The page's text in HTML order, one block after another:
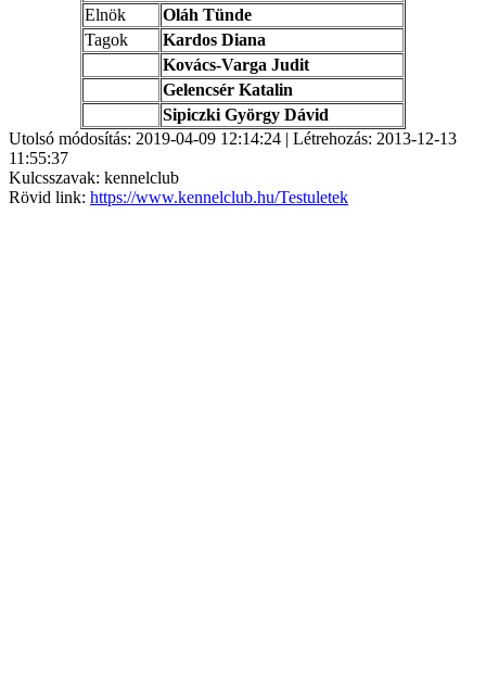
Elnök
Oláh Tünde
Tagok
Kardos Diana
Kovács-Varga Judit
Gelencsér Katalin
Sipiczki György Dávid
Utolsó módosítás: 2019-04-09 12:14:24 | Létrehozás: 2013-12-13
11:55:37
Kulcsszavak: kennelclub
Rövid link: https://www.kennelclub.hu/Testuletek